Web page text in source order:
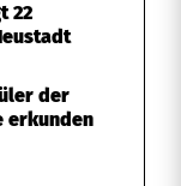
22
der
erkunden